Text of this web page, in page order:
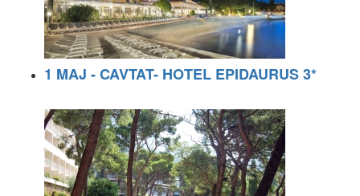
1 MAJ - CAVTAT- HOTEL EPIDAURUS 3*